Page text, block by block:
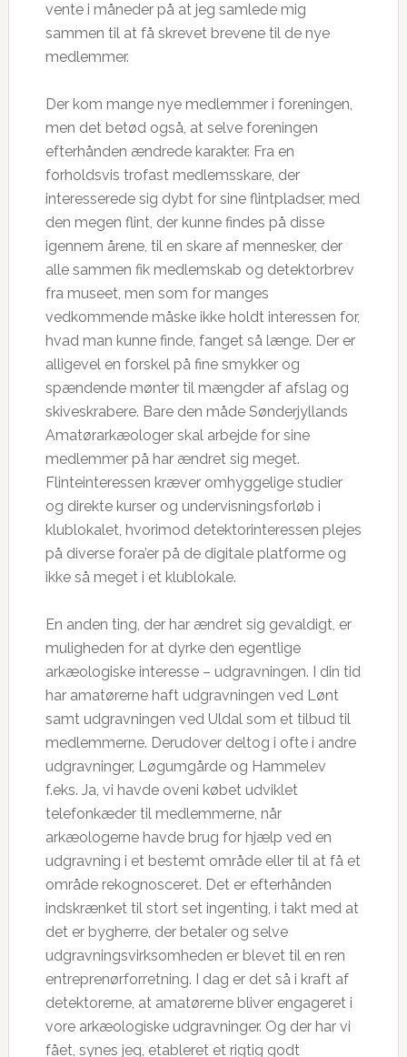
vente i måneder på at jeg samlede mig
sammen til at få skrevet brevene til de nye
medlemmer.
Der kom mange nye medlemmer i foreningen,
men det betød også, at selve foreningen
efterhånden ændrede karakter. Fra en
forholdsvis trofast medlemsskare, der
interesserede sig dybt for sine flintpladser, med
den megen flint, der kunne findes på disse
igennem årene, til en skare af mennesker, der
alle sammen fik medlemskab og detektorbrev
fra museet, men som for manges
vedkommende måske ikke holdt interessen for,
hvad man kunne finde, fanget så længe. Der er
alligevel en forskel på fine smykker og
spændende mønter til mængder af afslag og
skiveskrabere. Bare den måde Sønderjyllands
Amatørarkæologer skal arbejde for sine
medlemmer på har ændret sig meget.
Flinteinteressen kræver omhyggelige studier
og direkte kurser og undervisningsforløb i
klublokalet, hvorimod detektorinteressen plejes
på diverse fora’er på de digitale platforme og
ikke så meget i et klublokale.
En anden ting, der har ændret sig gevaldigt, er
muligheden for at dyrke den egentlige
arkæologiske interesse – udgravningen. I din tid
har amatørerne haft udgravningen ved Lønt
samt udgravningen ved Uldal som et tilbud til
medlemmerne. Derudover deltog i ofte i andre
udgravninger, Løgumgårde og Hammelev
f.eks. Ja, vi havde oveni købet udviklet
telefonkæder til medlemmerne, når
arkæologerne havde brug for hjælp ved en
udgravning i et bestemt område eller til at få et
område rekognosceret. Det er efterhånden
indskrænket til stort set ingenting, i takt med at
det er bygherre, der betaler og selve
udgravningsvirksomheden er blevet til en ren
entreprenørforretning. I dag er det så i kraft af
detektorerne, at amatørerne bliver engageret i
vore arkæologiske udgravninger. Og der har vi
fået, synes jeg, etableret et rigtig godt